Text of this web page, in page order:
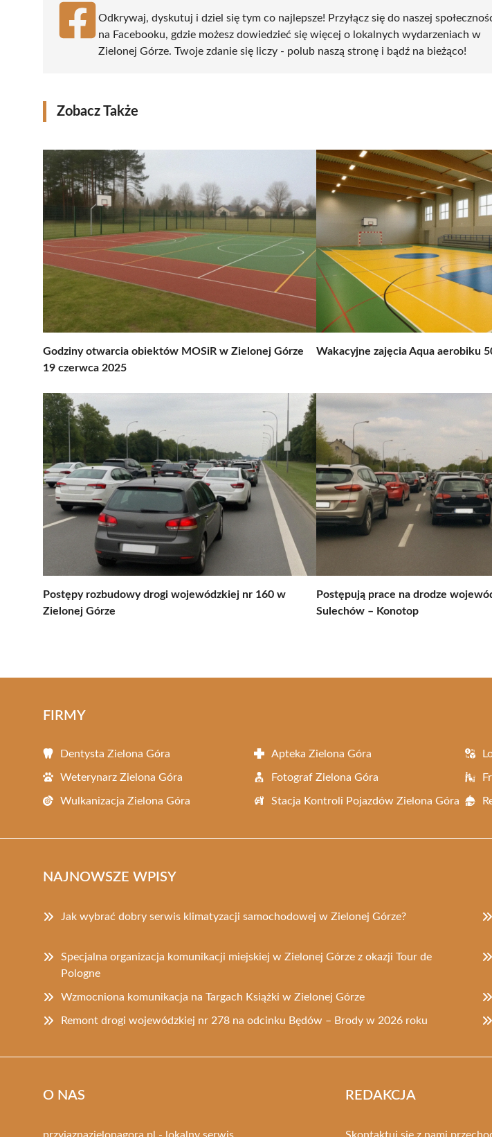
Odkrywaj, dyskutuj i dziel się tym co najlepsze! Przyłącz się do naszej
na Facebooku, gdzie możesz dowiedzieć się więcej o lokalnych wydarzeniach w
Zielonej Górze. Twoje zdanie się liczy - polub naszą stronę i bądź na bieżąco!
Zobacz Także
Godziny otwarcia obiektów MOSiR w Zielonej Górze
19 czerwca 2025
Wakacyjne zajęcia Aqua aerobiku
Postępy rozbudowy drogi wojewódzkiej nr 160 w
Zielonej Górze
Postępują prace na drodze
Sulechów – Konotop
FIRMY
Dentysta Zielona Góra Apteka Zielona Góra
Weterynarz Zielona Góra Fotograf Zielona Góra
Wulkanizacja Zielona Góra Stacja Kontroli Pojazdów Zielona Góra
NAJNOWSZE WPISY
Jak wybrać dobry serwis klimatyzacji samochodowej w Zielonej Górze?
Specjalna organizacja komunikacji miejskiej w Zielonej Górze z okazji Tour de
Pologne
Wzmocniona komunikacja na Targach Książki w Zielonej Górze
Remont drogi wojewódzkiej nr 278 na odcinku Będów – Brody w 2026 roku
O NAS REDAKCJA